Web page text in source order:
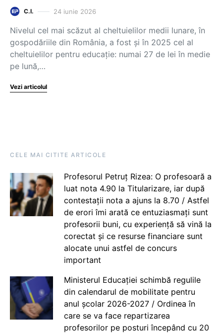
C.I. 24 iunie 2026
Nivelul cel mai scăzut al cheltuielilor medii lunare, în
gospodăriile din România, a fost și în 2025 cel al
cheltuielilor pentru educație: numai 27 de lei în medie
pe lună,…
Vezi articolul
CELE MAI CITITE ARTICOLE
Profesorul Petruț Rizea: O profesoară a
luat nota 4.90 la Titularizare, iar după
contestații nota a ajuns la 8.70 / Astfel
de erori îmi arată ce entuziasmați sunt
profesorii buni, cu experiență să vină la
corectat și ce resurse financiare sunt
alocate unui astfel de concurs
important
Ministerul Educației schimbă regulile
din calendarul de mobilitate pentru
anul școlar 2026-2027 / Ordinea în
care se va face repartizarea
profesorilor pe posturi începând cu 20